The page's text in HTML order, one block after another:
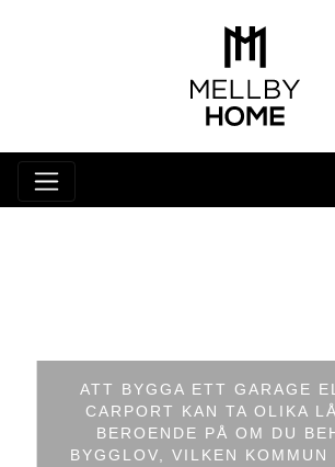
ATT BYGGA ETT GARAGE
CARPORT KAN TA OLIKA
BEROENDE PÅ OM DU
BYGGLOV, VILKEN KOMMUN